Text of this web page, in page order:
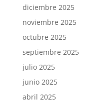
diciembre 2025
noviembre 2025
octubre 2025
septiembre 2025
julio 2025
junio 2025
abril 2025